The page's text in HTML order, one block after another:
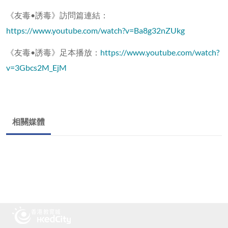
《友毒•誘毒》訪問篇連結：
https://www.youtube.com/watch?v=Ba8g32nZUkg
《友毒•誘毒》足本播放： https://www.youtube.com/watch?
v=3Gbcs2M_EjM
相關媒體